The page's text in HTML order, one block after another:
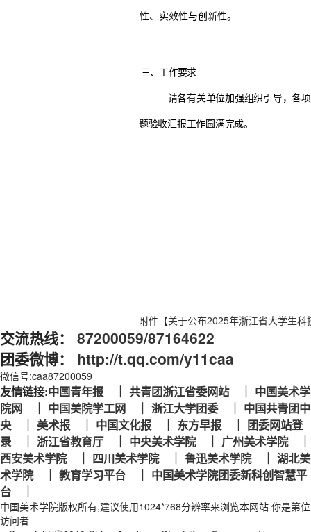
性、实效性与创新性。
三、工作要求
请各有关单位加强组织引导，各
题验收汇报工作圆满完成。
附件【关于公布2025年浙江省大学生
交流热线： 87200059/87164622
团委微博： http://t.qq.com/y11caa
微信号:caa87200059
友情链接:中国青年报 ｜ 共青团浙江省委网站 ｜ 中国美术学
院网 ｜ 中国美院学工网 ｜ 浙江大学团委 ｜ 中国共青团中
央 ｜ 美术报 ｜ 中国文化报 ｜ 东方早报 ｜ 团委网站登
录 ｜ 浙江省教育厅 ｜ 中央美术学院 ｜ 广州美术学院 ｜
西安美术学院 ｜ 四川美术学院 ｜ 鲁迅美术学院 ｜ 湖北美
术学院 ｜ 教育学习平台 ｜ 中国美术学院团委新科创智慧平
台 ｜
中国美术学院版权所有,建议使用1024*768分辨率来浏览本网站 你是第位
访问者